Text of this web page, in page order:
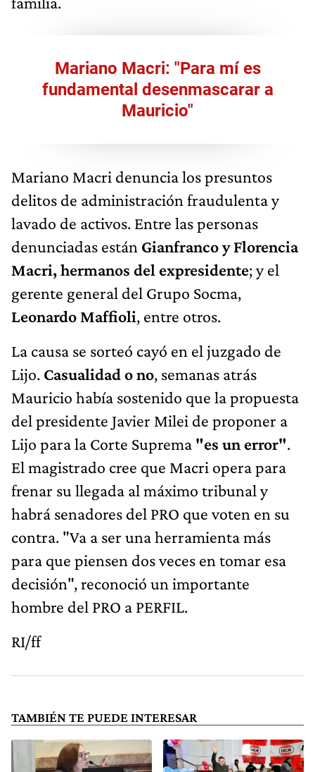
Mariano Macri: "Para mí es
fundamental desenmascarar a
Mauricio"
Mariano Macri denuncia los presuntos
delitos de administración fraudulenta y
lavado de activos. Entre las personas
denunciadas están Gianfranco y Florencia
Macri, hermanos del expresidente; y el
gerente general del Grupo Socma,
Leonardo Maffioli, entre otros.
La causa se sorteó cayó en el juzgado de
Lijo. Casualidad o no, semanas atrás
Mauricio había sostenido que la propuesta
del presidente Javier Milei de proponer a
Lijo para la Corte Suprema "es un error".
El magistrado cree que Macri opera para
frenar su llegada al máximo tribunal y
habrá senadores del PRO que voten en su
contra. "Va a ser una herramienta más
para que piensen dos veces en tomar esa
decisión", reconoció un importante
hombre del PRO a PERFIL.
RI/ff
TAMBIÉN TE PUEDE INTERESAR